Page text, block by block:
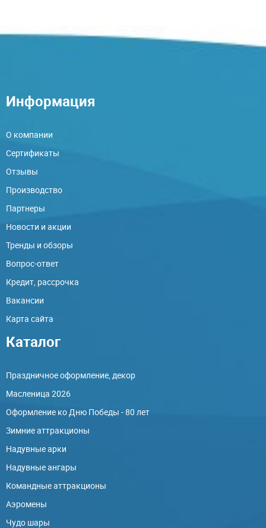
Информация
О компании
Сертификаты
Отзывы
Производство
Партнеры
Новости и акции
Тренды и обзоры
Вопрос-ответ
Кредит, рассрочка
Вакансии
Карта сайта
Каталог
Праздничное оформление, декор
Масленица 2026
Оформление ко Дню Победы - 80 лет
Зимние аттракционы
Надувные арки
Надувные ангары
Командные аттракционы
Аэромены
Чудо шары